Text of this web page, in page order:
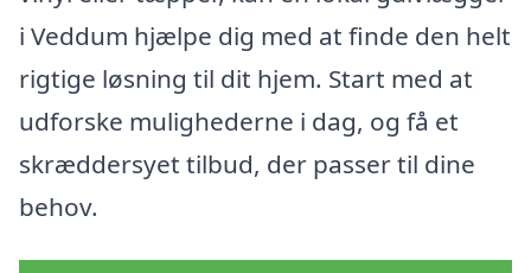
i Veddum hjælpe dig med at finde den helt
rigtige løsning til dit hjem. Start med at
udforske mulighederne i dag, og få et
skræddersyet tilbud, der passer til dine
behov.